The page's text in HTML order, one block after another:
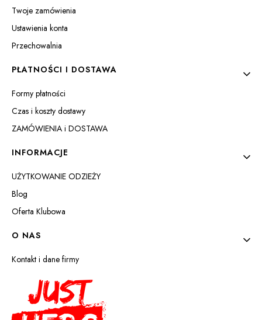
Twoje zamówienia
Ustawienia konta
Przechowalnia
PŁATNOŚCI I DOSTAWA
Formy płatności
Czas i koszty dostawy
ZAMÓWIENIA i DOSTAWA
INFORMACJE
UŻYTKOWANIE ODZIEŻY
Blog
Oferta Klubowa
O NAS
Kontakt i dane firmy